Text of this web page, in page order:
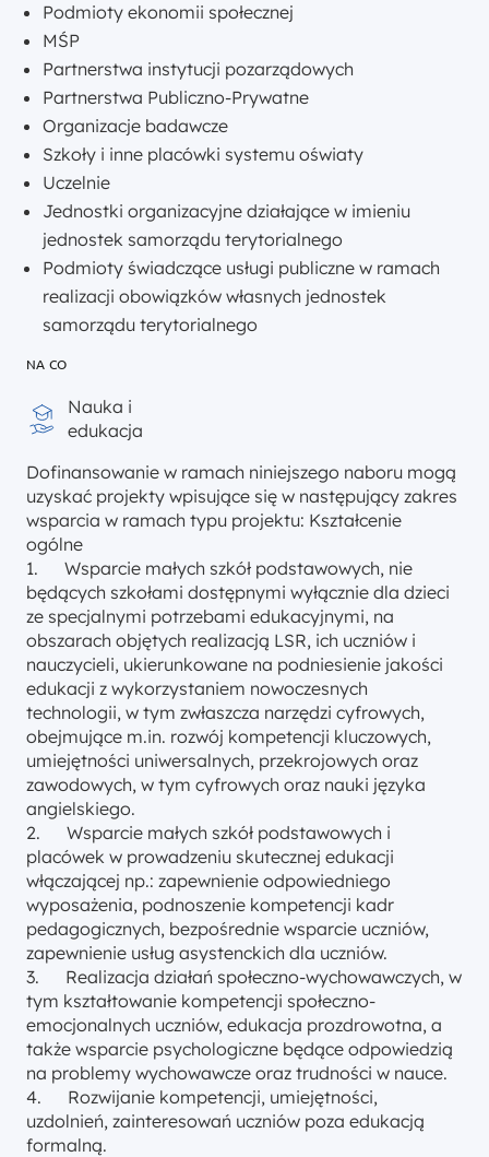
Podmioty ekonomii społecznej
MŚP
Partnerstwa instytucji pozarządowych
Partnerstwa Publiczno-Prywatne
Organizacje badawcze
Szkoły i inne placówki systemu oświaty
Uczelnie
Jednostki organizacyjne działające w imieniu
jednostek samorządu terytorialnego
Podmioty świadczące usługi publiczne w ramach
realizacji obowiązków własnych jednostek
samorządu terytorialnego
NA CO
Nauka i
edukacja
Dofinansowanie w ramach niniejszego naboru mogą
uzyskać projekty wpisujące się w następujący zakres
wsparcia w ramach typu projektu: Kształcenie
ogólne
1. Wsparcie małych szkół podstawowych, nie
będących szkołami dostępnymi wyłącznie dla dzieci
ze specjalnymi potrzebami edukacyjnymi, na
obszarach objętych realizacją LSR, ich uczniów i
nauczycieli, ukierunkowane na podniesienie jakości
edukacji z wykorzystaniem nowoczesnych
technologii, w tym zwłaszcza narzędzi cyfrowych,
obejmujące m.in. rozwój kompetencji kluczowych,
umiejętności uniwersalnych, przekrojowych oraz
zawodowych, w tym cyfrowych oraz nauki języka
angielskiego.
2. Wsparcie małych szkół podstawowych i
placówek w prowadzeniu skutecznej edukacji
włączającej np.: zapewnienie odpowiedniego
wyposażenia, podnoszenie kompetencji kadr
pedagogicznych, bezpośrednie wsparcie uczniów,
zapewnienie usług asystenckich dla uczniów.
3. Realizacja działań społeczno-wychowawczych, w
tym kształtowanie kompetencji społeczno-
emocjonalnych uczniów, edukacja prozdrowotna, a
także wsparcie psychologiczne będące odpowiedzią
na problemy wychowawcze oraz trudności w nauce.
4. Rozwijanie kompetencji, umiejętności,
uzdolnień, zainteresowań uczniów poza edukacją
formalną.